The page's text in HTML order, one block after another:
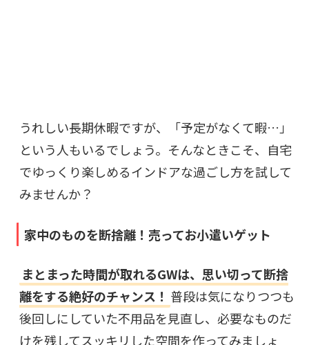
うれしい長期休暇ですが、「予定がなくて暇…」
という人もいるでしょう。そんなときこそ、自宅
でゆっくり楽しめるインドアな過ごし方を試して
みませんか？
家中のものを断捨離！売ってお小遣いゲット
まとまった時間が取れるGWは、思い切って断捨
離をする絶好のチャンス！ 普段は気になりつつも
後回しにしていた不用品を見直し、必要なものだ
けを残してスッキリした空間を作ってみましょ